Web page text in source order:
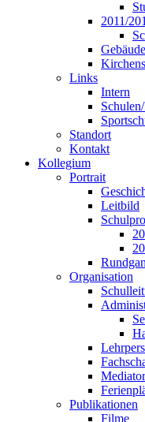
2011/
Links
Intern
Standort
Kontakt
Kollegium
Portrait
Leitbild
Organisation
Publikationen
Filme